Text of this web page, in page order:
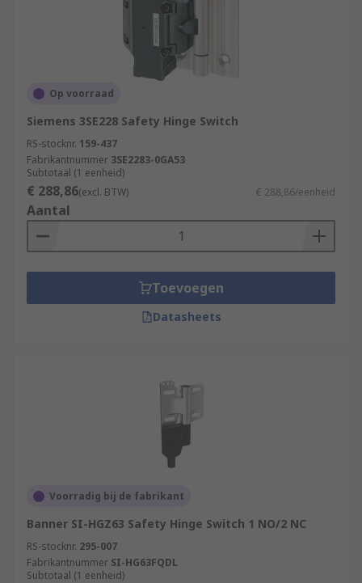
Op voorraad
Siemens 3SE228 Safety Hinge Switch
RS-stocknr. 159-437
Fabrikantnummer 3SE2283-0GA53
Subtotaal (1 eenheid)
€ 288,86(excl. BTW) € 288,86/eenheid
Aantal
Toevoegen
Datasheets
Voorradig bij de fabrikant
Banner SI-HGZ63 Safety Hinge Switch 1 NO/2 NC
RS-stocknr. 295-007
Fabrikantnummer SI-HG63FQDL
Subtotaal (1 eenheid)